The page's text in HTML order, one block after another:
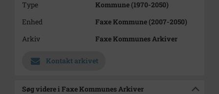
Type
Kommune (1970-2050)
Enhed
Faxe Kommune (2007-2050)
Arkiv
Faxe Kommunes Arkiver
Kontakt arkivet
Søg videre i Faxe Kommunes Arkiver